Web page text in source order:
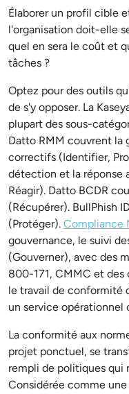
Élaborer un profil cible
l'organisation doit-elle
quel en sera le coût et
tâches ?
Optez pour des outils
de s'y opposer. La
plupart des sous-
Datto RMM couvrent la
correctifs (Identifier,
détection et la réponse
Réagir). Datto BCDR
(Récupérer). BullPhish
(Protéger). Compliance
gouvernance, le suivi
(Gouverner), avec des
800-171, CMMC et des
le travail de conformité
un service opérationnel
La conformité aux
projet ponctuel, se
rempli de politiques qui
Considérée comme